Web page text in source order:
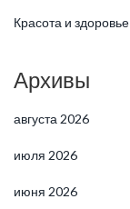
Красота и здоровье
Архивы
августа 2026
июля 2026
июня 2026